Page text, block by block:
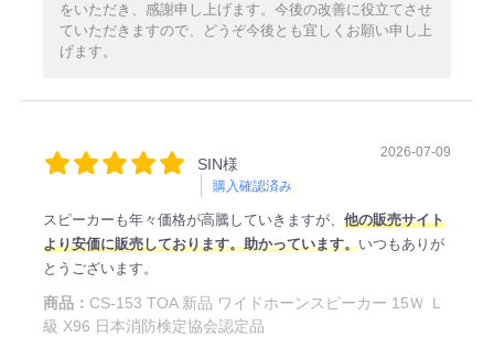
をいただき、感謝申し上げます。今後の改善に役立てさせ
ていただきますので、どうぞ今後とも宜しくお願い申し上
げます。
SIN様
購入確認済み
2026-07-09
スピーカーも年々価格が高騰していきますが、 他の販売サイト
より安価に販売しております。助かっています。いつもありが
とうございます。
商品： CS-153 TOA 新品 ワイドホーンスピーカー 15Ｗ Ｌ
級 X96 日本消防検定協会認定品